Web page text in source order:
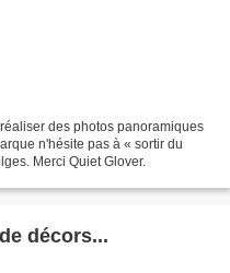
des photos panoramiques
n'hésite pas à « sortir du
Merci Quiet Glover.
décors...